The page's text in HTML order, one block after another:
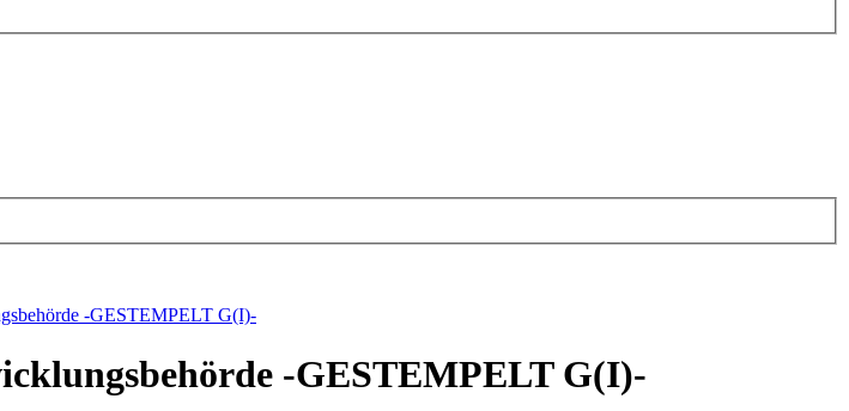
-GESTEMPELT G(I)-
-GESTEMPELT G(I)-